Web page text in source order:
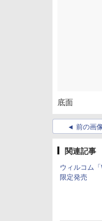
底面
前の画
関連記事
ウィルコム
限定発売